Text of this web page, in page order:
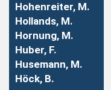
Hohenreiter, M.
Hollands, M.
Hornung, M.
Huber, F.
Husemann, M.
Höck, B.